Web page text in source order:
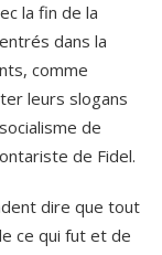
la fin de la
dans la
comme
leurs slogans
de
de Fidel.
dire que tout
ce qui fut et de